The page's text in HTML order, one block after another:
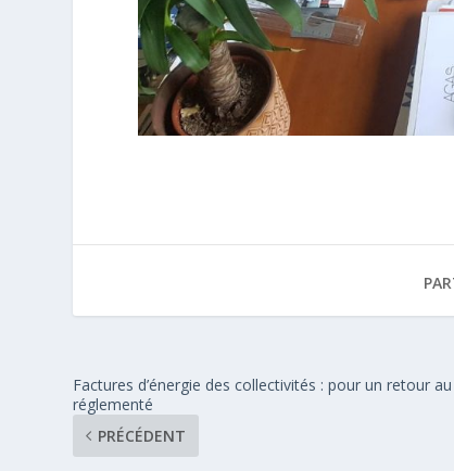
Factures d’énergie des collectivités : pour un retour
réglementé
PRÉCÉDENT